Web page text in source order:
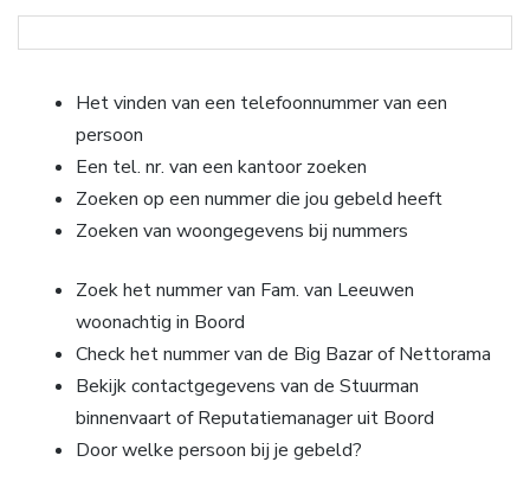
Het vinden van een telefoonnummer van een
persoon
Een tel. nr. van een kantoor zoeken
Zoeken op een nummer die jou gebeld heeft
Zoeken van woongegevens bij nummers
Zoek het nummer van Fam. van Leeuwen
woonachtig in Boord
Check het nummer van de Big Bazar of Nettorama
Bekijk contactgegevens van de Stuurman
binnenvaart of Reputatiemanager uit Boord
Door welke persoon bij je gebeld?